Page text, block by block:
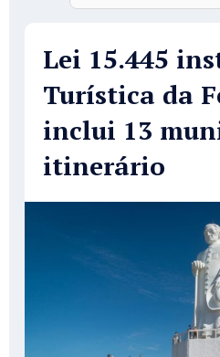
Lei 15.445
Turística da
inclui 13
itinerário